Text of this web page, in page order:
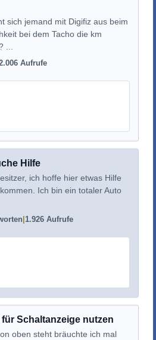
sich jemand mit Digifiz aus beim
bei dem Tacho die km
...
Aufrufe
Hilfe
ich hoffe hier etwas Hilfe
Ich bin ein totaler Auto
1.926 Aufrufe
Schaltanzeige nutzen
oben steht bräuchte ich mal